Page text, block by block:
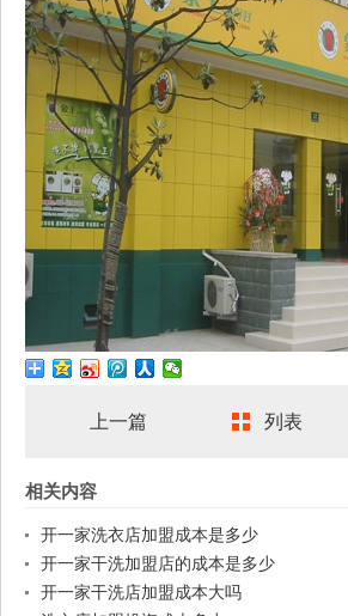
上一篇 列表
相关内容
开一家洗衣店加盟成本是多少
开一家干洗加盟店的成本是多少
开一家干洗店加盟成本大吗